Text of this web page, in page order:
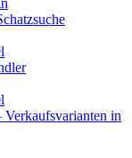
in